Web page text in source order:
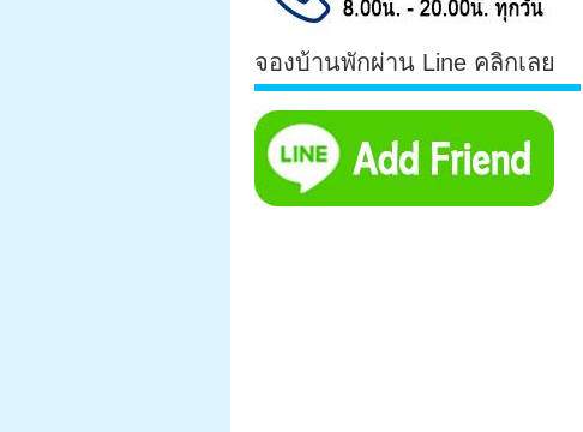
จองบ้านพักผ่าน Line คลิกเลย